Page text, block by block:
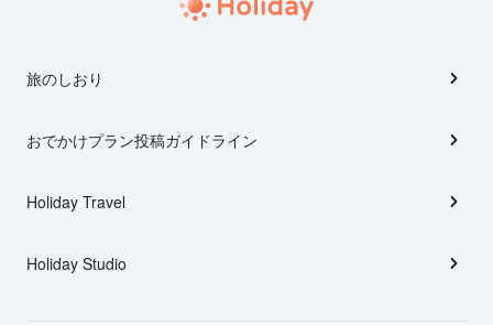
旅のしおり
おでかけプラン投稿ガイドライン
Holiday Travel
Holiday Studio